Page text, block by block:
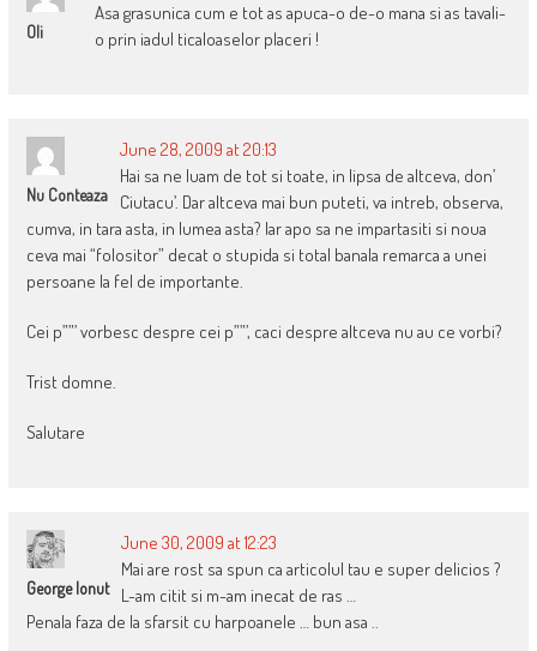
Oli
Asa grasunica cum e tot as apuca-o de-o mana si as tavali-
o prin iadul ticaloaselor placeri !
Nu Conteaza
June 28, 2009 at 20:13
Hai sa ne luam de tot si toate, in lipsa de altceva, don’
Ciutacu’. Dar altceva mai bun puteti, va intreb, observa,
cumva, in tara asta, in lumea asta? Iar apo sa ne impartasiti si noua
ceva mai “folositor” decat o stupida si total banala remarca a unei
persoane la fel de importante.
Cei p””’ vorbesc despre cei p””’, caci despre altceva nu au ce vorbi?
Trist domne.
Salutare
George Ionut
June 30, 2009 at 12:23
Mai are rost sa spun ca articolul tau e super delicios ?
L-am citit si m-am inecat de ras …
Penala faza de la sfarsit cu harpoanele … bun asa ..